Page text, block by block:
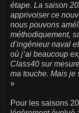
étape. La saison
apprivoiser ce
nous pouvons
méthodiquement,
d’ingénieur naval
où j’ai beaucoup
Class40 sur
ma touche. Mais je
»
Pour les saisons